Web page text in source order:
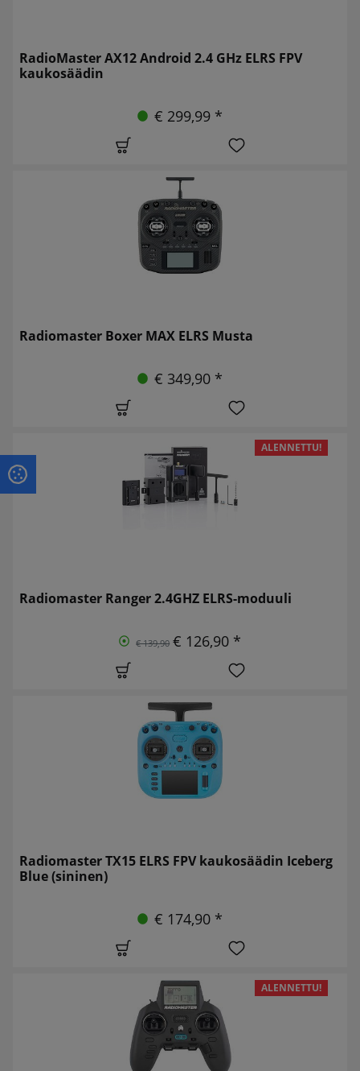
RadioMaster AX12 Android 2.4 GHz ELRS FPV
kaukosäädin
€ 299,99 *
Radiomaster Boxer MAX ELRS Musta
€ 349,90 *
ALENNETTU!
Radiomaster Ranger 2.4GHZ ELRS-moduuli
€ 139,90 € 126,90 *
Radiomaster TX15 ELRS FPV kaukosäädin Iceberg
Blue (sininen)
€ 174,90 *
ALENNETTU!